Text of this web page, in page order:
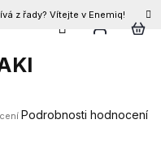
z řady? Vítejte v Enemiq!
CIPO
Podrobnosti hodnocení